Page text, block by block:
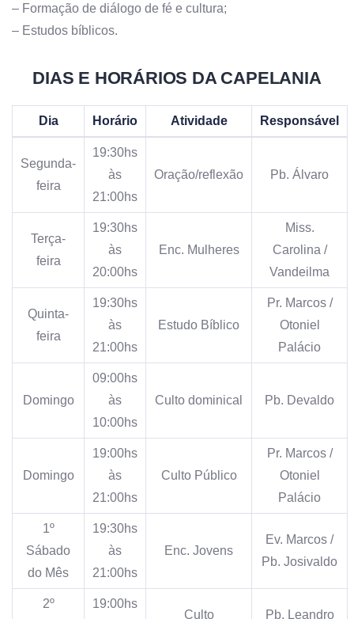
– Formação de diálogo de fé e cultura;
– Estudos bíblicos.
DIAS E HORÁRIOS DA CAPELANIA
Dia Horário Atividade Responsável
Segunda-
feira
19:30hs
às
21:00hs
Oração/reflexão Pb. Álvaro
Terça-
feira
19:30hs
às
20:00hs
Enc. Mulheres
Miss.
Carolina /
Vandeilma
Quinta-
feira
19:30hs
às
21:00hs
Estudo Bíblico
Pr. Marcos /
Otoniel
Palácio
Domingo
09:00hs
às
10:00hs
Culto dominical Pb. Devaldo
Domingo
19:00hs
às
21:00hs
Culto Público
Pr. Marcos /
Otoniel
Palácio
1º
Sábado
do Mês
19:30hs
às
21:00hs
Enc. Jovens
Ev. Marcos /
Pb. Josivaldo
2º
19:00hs
Culto Pb. Leandro